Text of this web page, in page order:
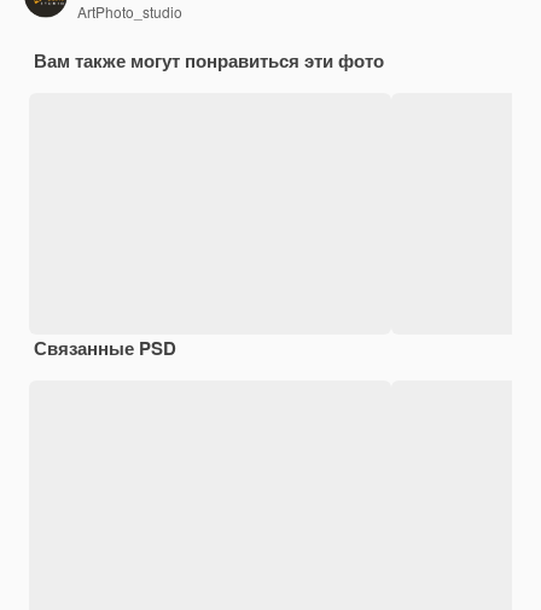
ArtPhoto_studio
Вам также могут понравиться эти фото
Связанные PSD